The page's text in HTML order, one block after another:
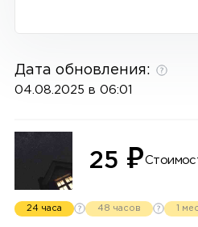
Дата обновления:
04.08.2025 в 06:01
25 ₽
24 часа 48 часов 1